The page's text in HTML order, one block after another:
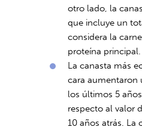
otro lado, la
que incluye un
considera la
proteína principal.
La canasta más
cara aumentaron
los últimos 5
respecto al valor
10 años atrás. La